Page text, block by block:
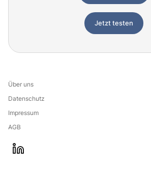
Jetzt testen
Über uns
Datenschutz
Impressum
AGB